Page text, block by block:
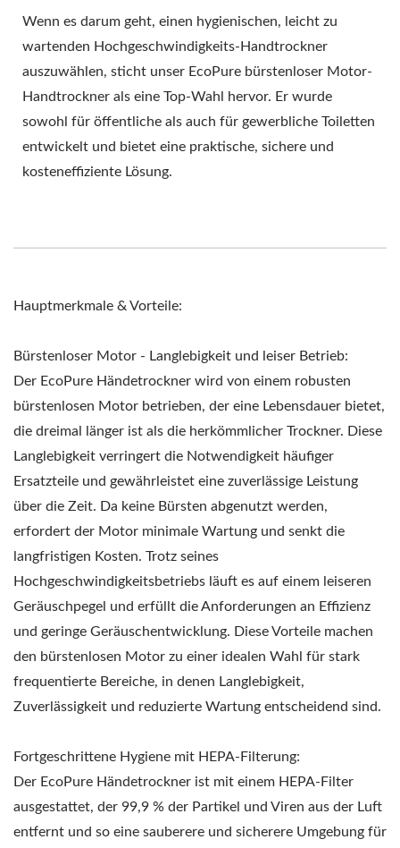
Wenn es darum geht, einen hygienischen, leicht zu
wartenden Hochgeschwindigkeits-Handtrockner
auszuwählen, sticht unser EcoPure bürstenloser Motor-
Handtrockner als eine Top-Wahl hervor. Er wurde
sowohl für öffentliche als auch für gewerbliche Toiletten
entwickelt und bietet eine praktische, sichere und
kosteneffiziente Lösung.
Hauptmerkmale & Vorteile:
Bürstenloser Motor - Langlebigkeit und leiser Betrieb:
Der EcoPure Händetrockner wird von einem robusten
bürstenlosen Motor betrieben, der eine Lebensdauer bietet,
die dreimal länger ist als die herkömmlicher Trockner. Diese
Langlebigkeit verringert die Notwendigkeit häufiger
Ersatzteile und gewährleistet eine zuverlässige Leistung
über die Zeit. Da keine Bürsten abgenutzt werden,
erfordert der Motor minimale Wartung und senkt die
langfristigen Kosten. Trotz seines
Hochgeschwindigkeitsbetriebs läuft es auf einem leiseren
Geräuschpegel und erfüllt die Anforderungen an Effizienz
und geringe Geräuschentwicklung. Diese Vorteile machen
den bürstenlosen Motor zu einer idealen Wahl für stark
frequentierte Bereiche, in denen Langlebigkeit,
Zuverlässigkeit und reduzierte Wartung entscheidend sind.
Fortgeschrittene Hygiene mit HEPA-Filterung:
Der EcoPure Händetrockner ist mit einem HEPA-Filter
ausgestattet, der 99,9 % der Partikel und Viren aus der Luft
entfernt und so eine sauberere und sicherere Umgebung für